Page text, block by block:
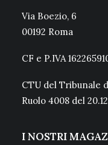
Via Boezio, 6
00192 Roma
CF e P.IVA
CTU del Tribunale
Ruolo 4008 del
I NOSTRI